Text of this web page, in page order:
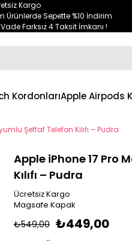
Kargo
Ürünlerde Sepette %10 İndirim
Farksız 4 Taksit İmkanı !
KordonlarıApple Airpods
Şeffaf Telefon Kılıfı – Pudra
Apple iPhone 17 Pro
Kılıfı – Pudra
Ücretsiz Kargo
Magsafe Kapak
₺549,00 ₺449,00